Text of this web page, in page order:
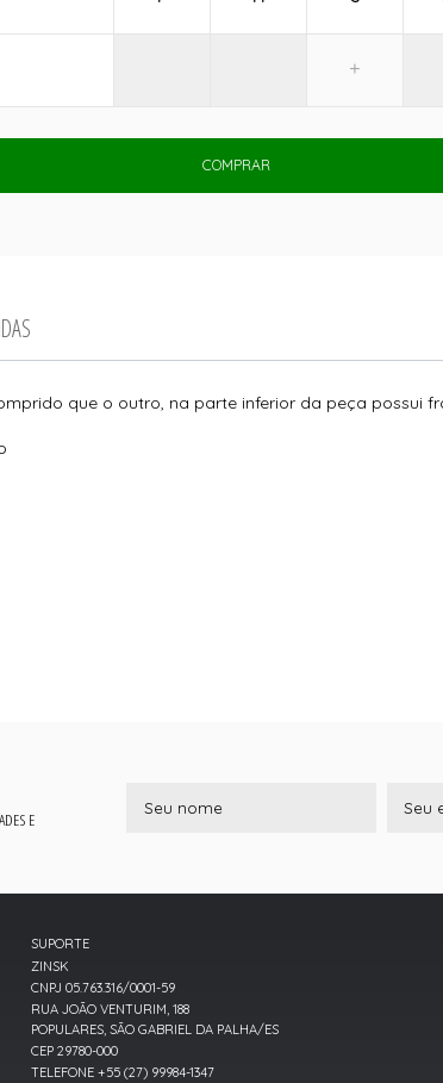
COMPRAR
que o outro, na parte inferior da peça possui
E
SUPORTE
ZINSK
CNPJ 05.763.316/0001-59
RUA JOÃO VENTURIM, 188
POPULARES, SÃO GABRIEL DA PALHA/ES
CEP 29780-000
TELEFONE +55 (27) 99984-1347